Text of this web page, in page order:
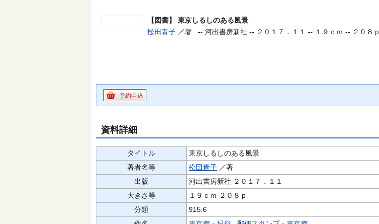
【図書】
東京しるしのある風景
松田青子 ／著 -- 河出書房新社 -- ２０１７．１１ -- １９ｃｍ -- ２０８ｐ
予約申込
資料詳細
タイトル
東京しるしのある風景
著者名等
松田青子 ／著
出版
河出書房新社 ２０１７．１１
大きさ等
１９ｃｍ ２０８ｐ
分類
915.6